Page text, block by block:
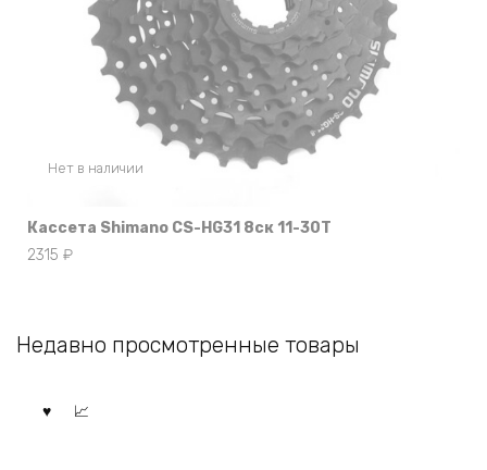
Нет в наличии
Кассета Shimano CS-HG31 8ск 11-30Т
2315 ₽
Недавно просмотренные товары